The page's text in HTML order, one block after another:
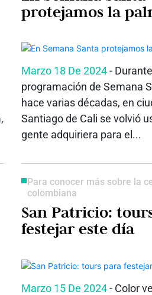
protejamos la
Marzo 18 De 2024-
programación de Semana
hace varias décadas, en
Santiago de Cali se volvió
gente adquiriera para el...
Para conocer más sobre la
colombiana
San Patricio:
festejar este día
Marzo 15 De 2024- Color